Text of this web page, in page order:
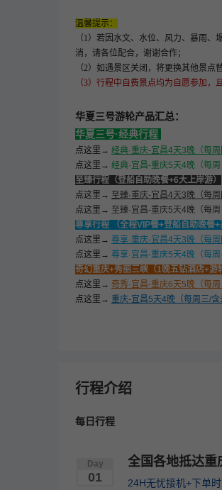
温馨提示：
（1）若因水文、水位、风力、暴雨
消，请各位配合，谢谢合作；
（2）如遇景区关闭，将更换其他景点
（3）行程中自费景点均为自愿参加 ，
华夏三号游轮产品汇总：
华夏三号·经典行程
点这里→ 经典·重庆-宜昌4天3晚（每周
点这里→ 经典·宜昌-重庆5天4晚（每周
至臻行程（登船自助晚餐+6大上岸游）
点这里→ 至臻·重庆-宜昌4天3晚（每周
点这里→ 至臻·宜昌-重庆5天4晚（每周
尊享行程 （全程VIP餐+登船自助晚餐+
点这里→ 尊享·重庆-宜昌4天3晚（每周
点这里→ 尊享·宜昌-重庆5天4晚（每周
奇幻重庆+秀丽三峡（1晚五钻酒店+游
点这里→ 奇秀·宜昌-重庆6天5晚（每周
点这里→ 重庆-宜昌5天4晚（每周三/含
行程介绍
每日行程
Day
01
全国各地抵达重
24H无忧接机+下单